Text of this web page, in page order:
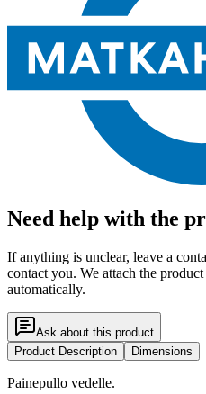
Need help with the
If anything is unclear, leave a
contact you. We attach the product
automatically.
Ask about this product
Product Description
Dimensions
Painepullo vedelle.